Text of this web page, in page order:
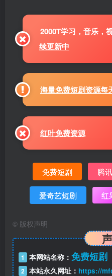
2000T学习，音乐，
续更新中
海量免费短剧资源每
红叶免费资源
免费短剧 腾
爱奇艺短剧 红
© 版权声明
1 本网站名称： 免费短剧
2 本站永久网址： https://